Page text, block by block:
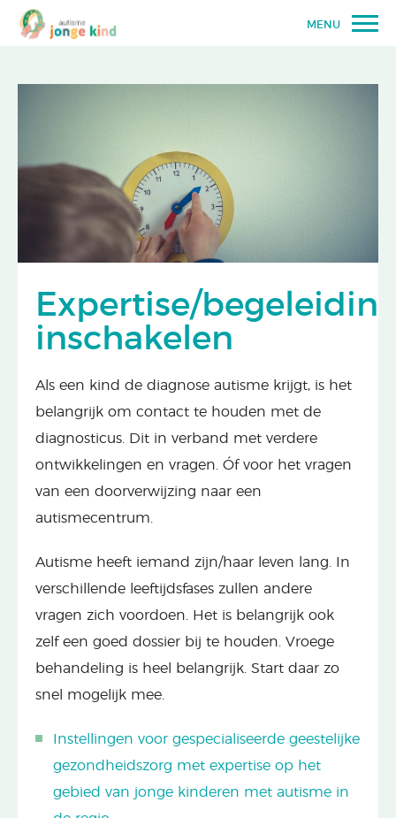
MENU
Expertise/
inschakelen
Als een kind de diagnose autisme krijgt, is het
belangrijk om contact te houden met de
diagnosticus. Dit in verband met verdere
ontwikkelingen en vragen. Óf voor het vragen
van een doorverwijzing naar een
autismecentrum.
Autisme heeft iemand zijn/haar leven lang. In
verschillende leeftijdsfases zullen andere
vragen zich voordoen. Het is belangrijk ook
zelf een goed dossier bij te houden. Vroege
behandeling is heel belangrijk. Start daar zo
snel mogelijk mee.
Instellingen voor gespecialiseerde geestelijke
gezondheidszorg met expertise op het
gebied van jonge kinderen met autisme in